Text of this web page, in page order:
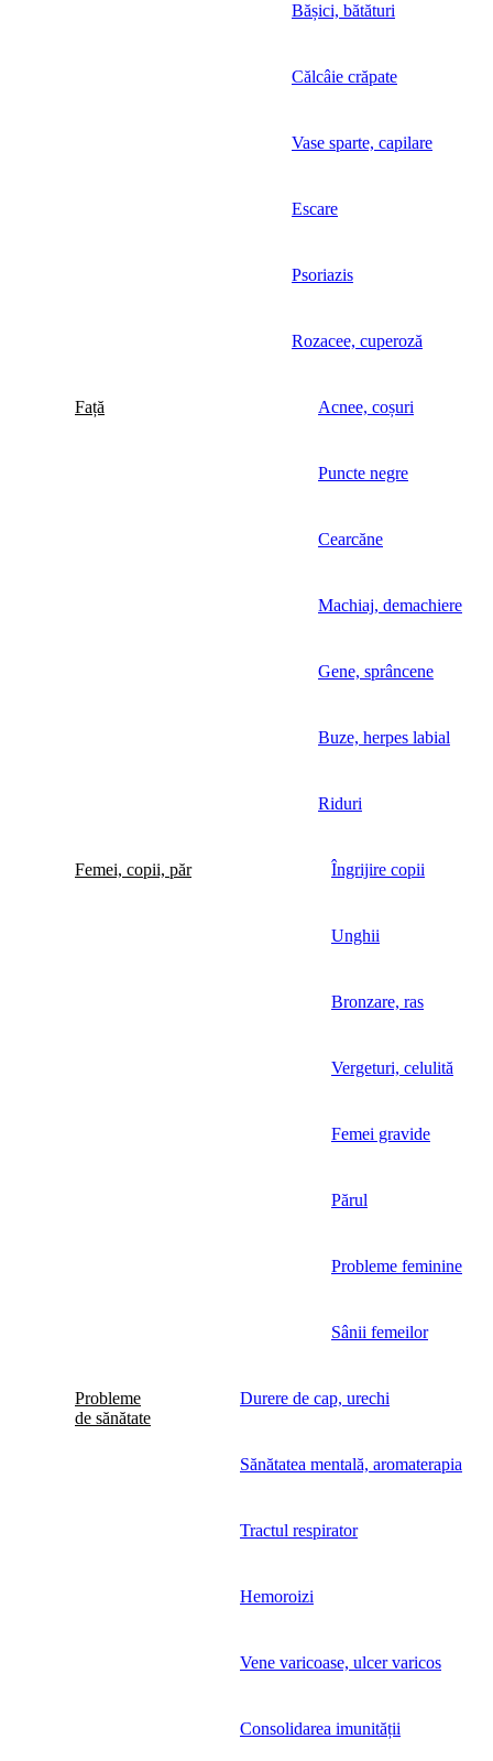
Bășici, bătături
Călcâie crăpate
Vase sparte, capilare
Escare
Psoriazis
Rozacee, cuperoză
Față Acnee, coșuri
Puncte negre
Cearcăne
Machiaj, demachiere
Gene, sprâncene
Buze, herpes labial
Riduri
Femei, copii, păr Îngrijire copii
Unghii
Bronzare, ras
Vergeturi, celulită
Femei gravide
Părul
Probleme feminine
Sânii femeilor
Probleme
de sănătate
Durere de cap, urechi
Sănătatea mentală, aromaterapia
Tractul respirator
Hemoroizi
Vene varicoase, ulcer varicos
Consolidarea imunității